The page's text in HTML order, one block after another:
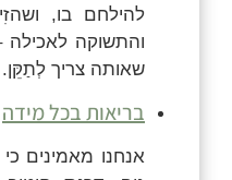
להילחם בו, ושה
והתשוקה לאכילה
שאותה צריך לְתַקֵּן.
בריאות בכל מידה
אנחנו מאמינים